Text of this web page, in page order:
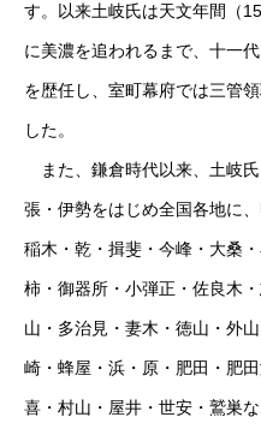
す。以来土岐氏は天文年間（
に美濃を追われるまで、十一
を歴任し、室町幕府では三管
した。
また、鎌倉時代以来、土岐
張・伊勢をはじめ全国各地に
稲木・乾・揖斐・今峰・大桑
柿・御器所・小弾正・佐良木
山・多治見・妻木・徳山・外
崎・蜂屋・浜・原・肥田・肥
喜・村山・屋井・世安・鷲巣